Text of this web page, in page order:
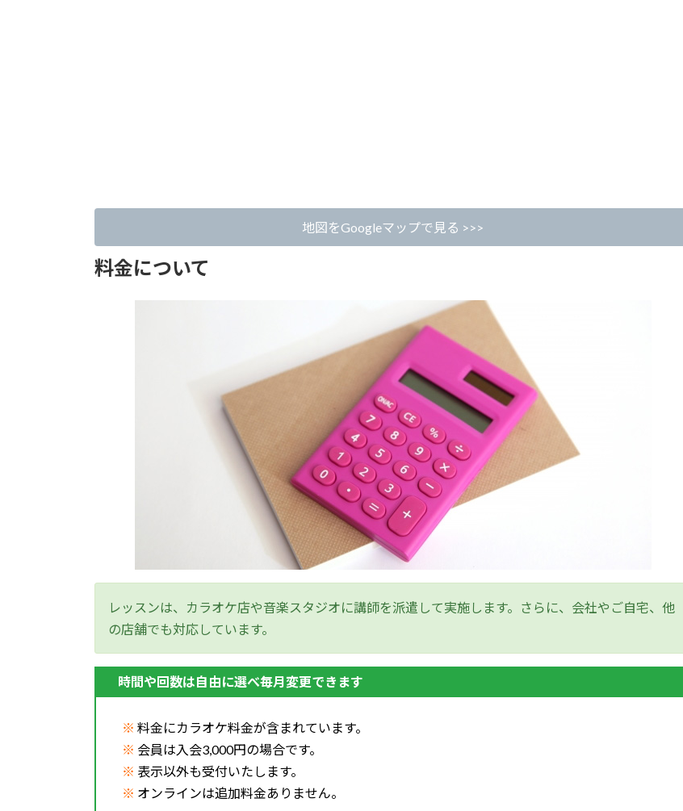
地図をGoogleマップで見る >>>
料金について
レッスンは、カラオケ店や音楽スタジオに講師を派遣して実施します。さらに、会社やご自宅、他
の店舗でも対応しています。
時間や回数は自由に選べ毎月変更できます
※ 料金にカラオケ料金が含まれています。
※ 会員は入会3,000円の場合です。
※ 表示以外も受付いたします。
※ オンラインは追加料金ありません。